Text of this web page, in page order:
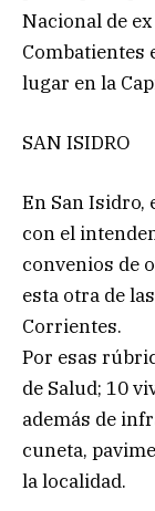
Nacional de
Combatientes
lugar en la
SAN ISIDRO
En San
con el
convenios de
esta otra de
Corrientes.
Por esas
de Salud; 10
además de
cuneta,
la localidad.